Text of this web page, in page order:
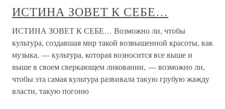
ИСТИНА ЗОВЕТ К СЕБЕ…
ИСТИНА ЗОВЕТ К СЕБЕ… Возможно ли, чтобы
культура, создавшая мир такой возвышенной красоты, как
музыка, — культура, которая возносится все выше и
выше в своем сверкающем ликовании, — возможно ли,
чтобы эта самая культура развивала такую грубую жажду
власти, такую погоню